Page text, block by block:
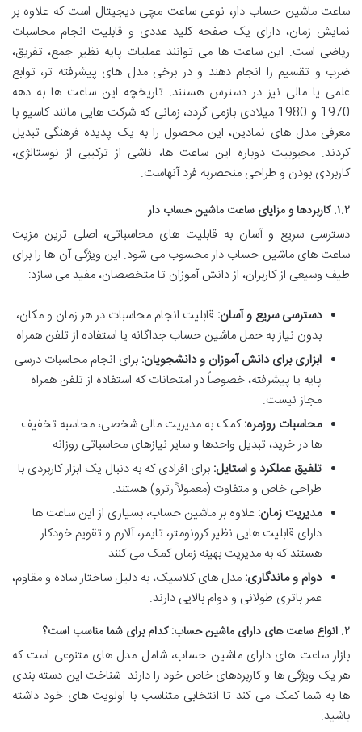
ساعت ماشین حساب دار، نوعی ساعت مچی دیجیتال است که علاوه بر
نمایش زمان، دارای یک صفحه کلید عددی و قابلیت انجام محاسبات
ریاضی است. این ساعت ها می توانند عملیات پایه نظیر جمع، تفریق،
ضرب و تقسیم را انجام دهند و در برخی مدل های پیشرفته تر، توابع
علمی یا مالی نیز در دسترس هستند. تاریخچه این ساعت ها به دهه
1970 و 1980 میلادی بازمی گردد، زمانی که شرکت هایی مانند کاسیو با
معرفی مدل های نمادین، این محصول را به یک پدیده فرهنگی تبدیل
کردند. محبوبیت دوباره این ساعت ها، ناشی از ترکیبی از نوستالژی،
کاربردی بودن و طراحی منحصربه فرد آنهاست.
۱.۲. کاربردها و مزایای ساعت ماشین حساب دار
دسترسی سریع و آسان به قابلیت های محاسباتی، اصلی ترین مزیت
ساعت های ماشین حساب دار محسوب می شود. این ویژگی آن ها را برای
طیف وسیعی از کاربران، از دانش آموزان تا متخصصان، مفید می سازد:
دسترسی سریع و آسان: قابلیت انجام محاسبات در هر زمان و مکان،
بدون نیاز به حمل ماشین حساب جداگانه یا استفاده از تلفن همراه.
ابزاری برای دانش آموزان و دانشجویان: برای انجام محاسبات درسی
پایه یا پیشرفته، خصوصاً در امتحانات که استفاده از تلفن همراه
مجاز نیست.
محاسبات روزمره:کمک به مدیریت مالی شخصی، محاسبه تخفیف
ها در خرید، تبدیل واحدها و سایر نیازهای محاسباتی روزانه.
تلفیق عملکرد و استایل: برای افرادی که به دنبال یک ابزار کاربردی با
طراحی خاص و متفاوت (معمولاً رترو) هستند.
مدیریت زمان: علاوه بر ماشین حساب، بسیاری از این ساعت ها
دارای قابلیت هایی نظیر کرونومتر، تایمر، آلارم و تقویم خودکار
هستند که به مدیریت بهینه زمان کمک می کنند.
دوام و ماندگاری: مدل های کلاسیک، به دلیل ساختار ساده و مقاوم،
عمر باتری طولانی و دوام بالایی دارند.
۲. انواع ساعت های دارای ماشین حساب: کدام برای شما مناسب است؟
بازار ساعت های دارای ماشین حساب، شامل مدل های متنوعی است که
هر یک ویژگی ها و کاربردهای خاص خود را دارند. شناخت این دسته بندی
ها به شما کمک می کند تا انتخابی متناسب با اولویت های خود داشته
باشید.